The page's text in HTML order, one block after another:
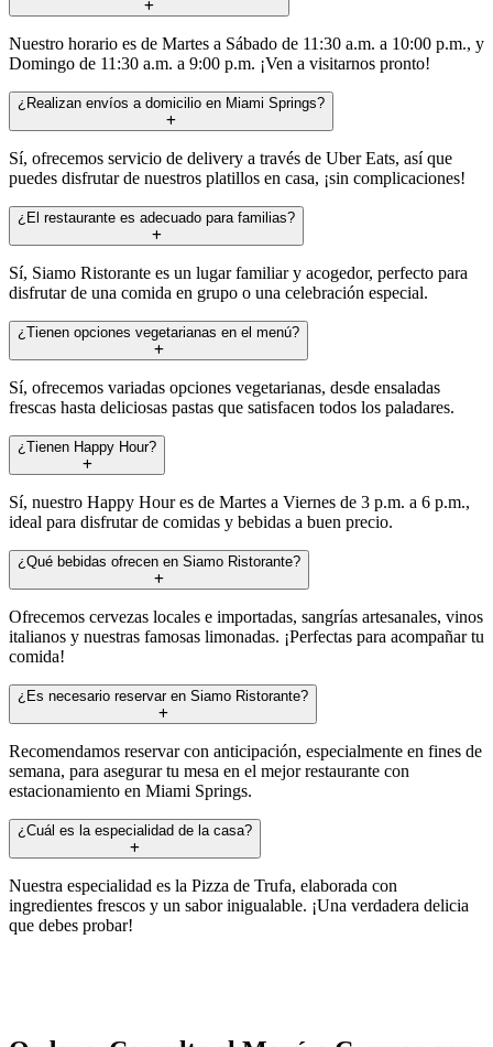
Nuestro horario es de Martes a Sábado de 11:30 a.m. a 10:00 p.m., y
Domingo de 11:30 a.m. a 9:00 p.m. ¡Ven a visitarnos pronto!
¿Realizan envíos a domicilio en Miami Springs?
Sí, ofrecemos servicio de delivery a través de Uber Eats, así que
puedes disfrutar de nuestros platillos en casa, ¡sin complicaciones!
¿El restaurante es adecuado para familias?
Sí, Siamo Ristorante es un lugar familiar y acogedor, perfecto para
disfrutar de una comida en grupo o una celebración especial.
¿Tienen opciones vegetarianas en el menú?
Sí, ofrecemos variadas opciones vegetarianas, desde ensaladas
frescas hasta deliciosas pastas que satisfacen todos los paladares.
¿Tienen Happy Hour?
Sí, nuestro Happy Hour es de Martes a Viernes de 3 p.m. a 6 p.m.,
ideal para disfrutar de comidas y bebidas a buen precio.
¿Qué bebidas ofrecen en Siamo Ristorante?
Ofrecemos cervezas locales e importadas, sangrías artesanales, vinos
italianos y nuestras famosas limonadas. ¡Perfectas para acompañar tu
comida!
¿Es necesario reservar en Siamo Ristorante?
Recomendamos reservar con anticipación, especialmente en fines de
semana, para asegurar tu mesa en el mejor restaurante con
estacionamiento en Miami Springs.
¿Cuál es la especialidad de la casa?
Nuestra especialidad es la Pizza de Trufa, elaborada con
ingredientes frescos y un sabor inigualable. ¡Una verdadera delicia
que debes probar!